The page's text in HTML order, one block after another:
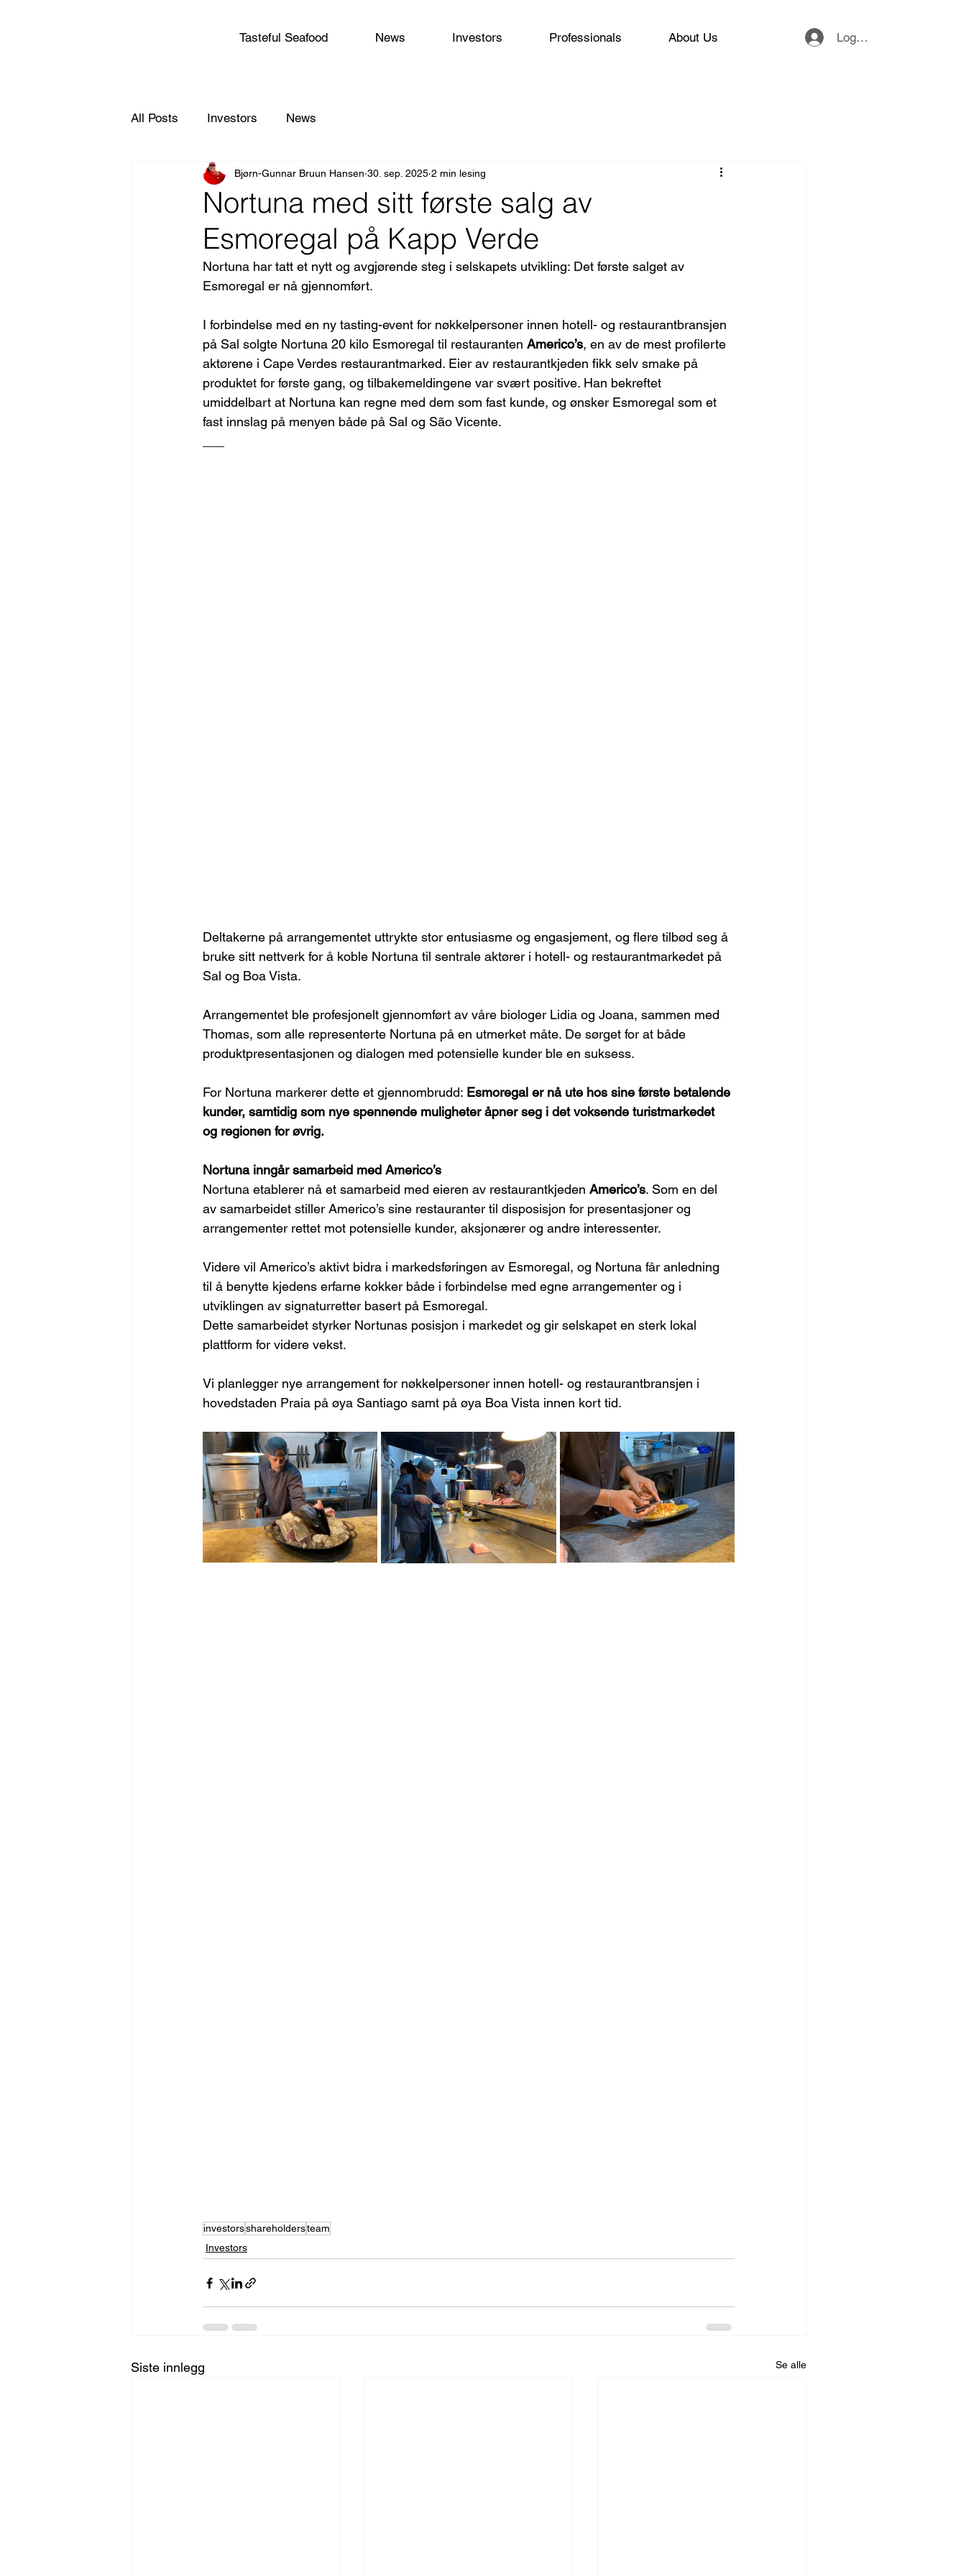
Tasteful Seafood News Investors Professionals About Us Logg inn
All Posts Investors News
Nortuna med sitt første salg av
Esmoregal på Kapp Verde
Bjørn-Gunnar Bruun Hansen 30. sep. 2025 2 min lesing
Nortuna har tatt et nytt og avgjørende steg i selskapets utvikling: Det første salget av
Esmoregal er nå gjennomført.
I forbindelse med en ny tasting-event for nøkkelpersoner innen hotell- og restaurantbransjen
på Sal solgte Nortuna 20 kilo Esmoregal til restauranten Americo’s, en av de mest profilerte
aktørene i Cape Verdes restaurantmarked. Eier av restaurantkjeden fikk selv smake på
produktet for første gang, og tilbakemeldingene var svært positive. Han bekreftet
umiddelbart at Nortuna kan regne med dem som fast kunde, og ønsker Esmoregal som et
fast innslag på menyen både på Sal og São Vicente.
Deltakerne på arrangementet uttrykte stor entusiasme og engasjement, og flere tilbød seg å
bruke sitt nettverk for å koble Nortuna til sentrale aktører i hotell- og restaurantmarkedet på
Sal og Boa Vista.
Arrangementet ble profesjonelt gjennomført av våre biologer Lidia og Joana, sammen med
Thomas, som alle representerte Nortuna på en utmerket måte. De sørget for at både
produktpresentasjonen og dialogen med potensielle kunder ble en suksess.
For Nortuna markerer dette et gjennombrudd: Esmoregal er nå ute hos sine første betalende
kunder, samtidig som nye spennende muligheter åpner seg i det voksende turistmarkedet
og regionen for øvrig.
Nortuna inngår samarbeid med Americo’s
Nortuna etablerer nå et samarbeid med eieren av restaurantkjeden Americo’s. Som en del
av samarbeidet stiller Americo’s sine restauranter til disposisjon for presentasjoner og
arrangementer rettet mot potensielle kunder, aksjonærer og andre interessenter.
Videre vil Americo’s aktivt bidra i markedsføringen av Esmoregal, og Nortuna får anledning
til å benytte kjedens erfarne kokker både i forbindelse med egne arrangementer og i
utviklingen av signaturretter basert på Esmoregal.
Dette samarbeidet styrker Nortunas posisjon i markedet og gir selskapet en sterk lokal
plattform for videre vekst.
Vi planlegger nye arrangement for nøkkelpersoner innen hotell- og restaurantbransjen i
hovedstaden Praia på øya Santiago samt på øya Boa Vista innen kort tid.
investorsshareholdersteam
Investors
Siste innlegg Se alle